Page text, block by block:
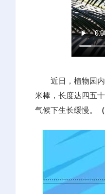
近日，植物园
米棒，长度达四五
气候下生长缓慢。